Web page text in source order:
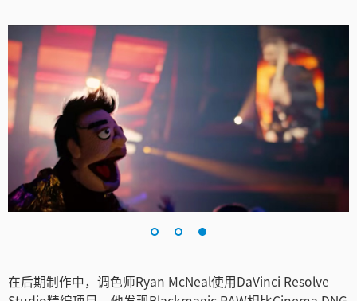
在后期制作中，调色师Ryan McNeal使用DaVinci Resolve